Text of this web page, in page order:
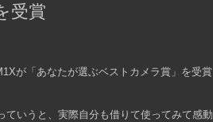
受賞
が「あなたが選ぶベストカメラ賞」を受賞
いうと、実際自分も借りて使ってみて感動